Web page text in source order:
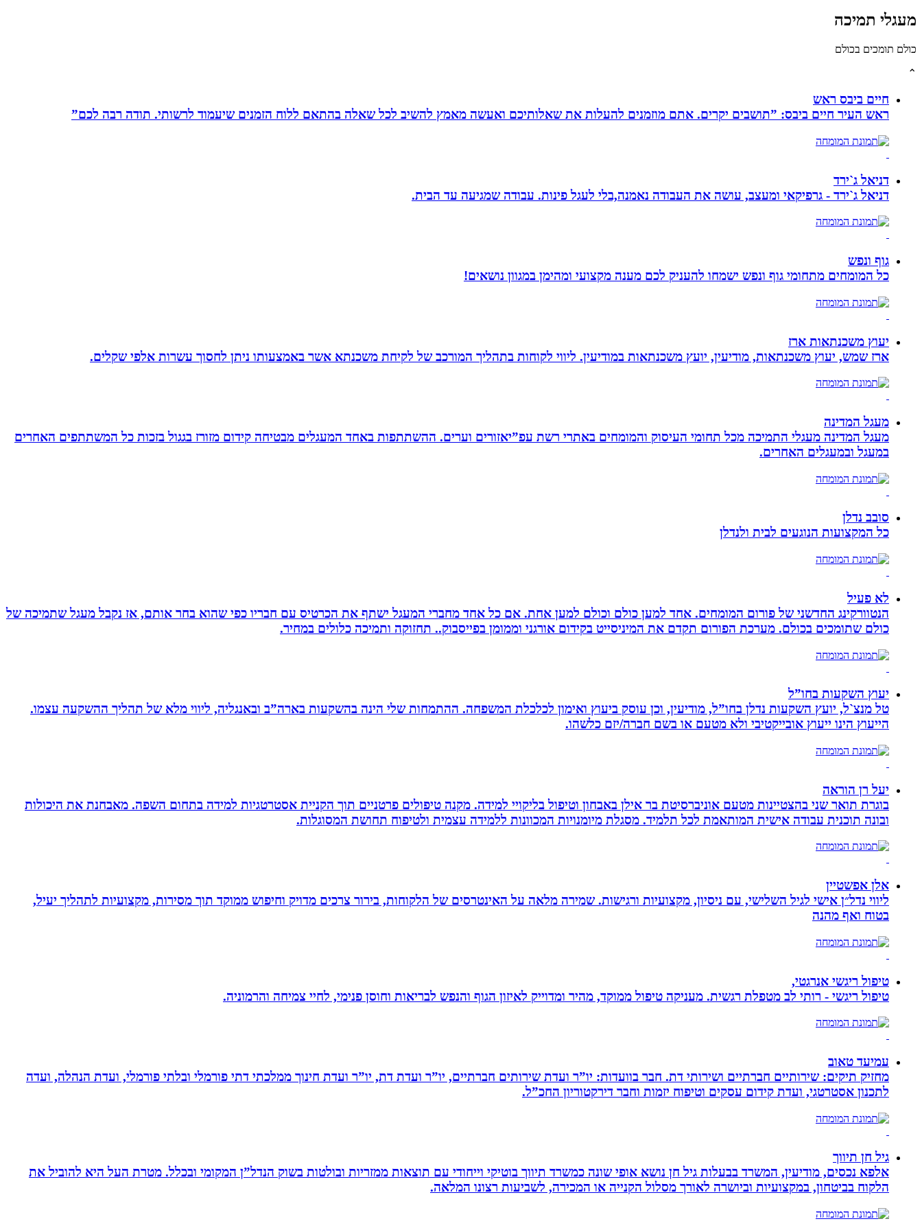
מעגלי תמיכה
כולם תומכים בכולם
⌃
חיים ביבס ראש
ראש העיר חיים ביבס: ”תושבים יקרים. אתם מוזמנים להעלות את שאלותיכם ואעשה מאמץ להשיב לכל שאלה בהתאם ללוח הזמנים שיעמוד לרשותי. תודה רבה לכם”
דניאל ג`ירד
דניאל ג`ירד - גרפיקאי ומעצב, עושה את העבודה נאמנה,בלי לעגל פינות. עבודה שמגיעה עד הבית.
גוף ונפש
כל המומחים מתחומי גוף ונפש ישמחו להעניק לכם מענה מקצועי ומהימן במגוון נושאים!
יעוץ משכנתאות ארז
ארז שמש, יעוץ משכנתאות, מודיעין, יועץ משכנתאות במודיעין. ליווי לקוחות בתהליך המורכב של לקיחת משכנתא אשר באמצעותו ניתן לחסוך עשרות אלפי שקלים.
מעגל המדינה
מעגל המדינה מעגלי התמיכה מכל תחומי העיסוק והמומחים באתרי רשת עפ”יאזורים וערים. ההשתתפות באחד המעגלים מבטיחה קידום מזורז בגגול בזכות כל המשתתפים האחרים
במעגל ובמעגלים האחרים.
סובב נדלן
כל המקצועות הנוגעים לבית ולנדלן
לא פעיל
הנטוורקינג החדשני של פורום המומחים. אחד למען כולם וכולם למען אחת. אם כל אחד מחברי המעגל ישתף את הכרטיס עם חבריו כפי שהוא בחר אותם, אז נקבל מעגל שתמיכה של
כולם שתומכים בכולם. מערכת הפורום תקדם את המיניסייט בקידום אורגני וממומן בפייסבוק.. תחזוקה ותמיכה כלולים במחיר.
יעוץ השקעות בחו”ל
טל מנצ`ל, יועץ השקעות נדלן בחו”ל, מודיעין, וכן עוסק ביעוץ ואימון לכלכלת המשפחה. ההתמחות שלי הינה בהשקעות בארה”ב ובאנגליה, ליווי מלא של תהליך ההשקעה עצמו.
הייעוץ הינו ייעוץ אובייקטיבי ולא מטעם או בשם חברה/יזם כלשהו.
יעל רן הוראה
בוגרת תואר שני בהצטיינות מטעם אוניברסיטת בר אילן באבחון וטיפול בליקויי למידה. מקנה טיפולים פרטניים תוך הקניית אסטרטגיות למידה בתחום השפה. מאבחנת את היכולות
ובונה תוכנית עבודה אישית המותאמת לכל תלמיד. מסגלת מיומנויות המכוונות ללמידה עצמית ולטיפוח תחושת המסוגלות.
אלן אפשטיין
ליווי נדל״ן אישי לגיל השלישי, עם ניסיון, מקצועיות ורגישות. שמירה מלאה על האינטרסים של הלקוחות, בירור צרכים מדויק וחיפוש ממוקד תוך מסירות, מקצועיות לתהליך יעיל,
בטוח ואף מהנה
טיפול ריגשי אנרגטי,
טיפול ריגשי - רותי לב מטפלת רגשית. מעניקה טיפול ממוקד, מהיר ומדוייק לאיזון הגוף והנפש לבריאות וחוסן פנימי, לחיי צמיחה והרמוניה.
עמיעד טאוב
מחזיק תיקים: שירותיים חברתיים ושירותי דת. חבר בוועדות: יו”ר ועדת שירותים חברתיים, יו”ר ועדת דת, יו”ר ועדת חינוך ממלכתי דתי פורמלי ובלתי פורמלי, ועדת הנהלה, ועדה
לתכנון אסטרטגי, ועדת קידום עסקים וטיפוח יזמות וחבר דירקטוריון החכ”ל.
גיל חן תיווך
אלפא נכסים, מודיעין, המשרד בבעלות גיל חן נושא אופי שונה כמשרד תיווך בוטיקי וייחודי עם תוצאות ממזריות ובולטות בשוק הנדל”ן המקומי ובכלל. מטרת העל היא להוביל את
הלקוח בביטחון, במקצועיות וביושרה לאורך מסלול הקנייה או המכירה, לשביעות רצונו המלאה.